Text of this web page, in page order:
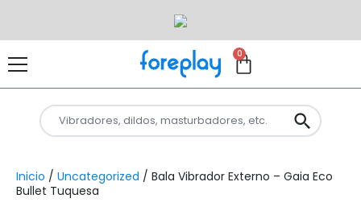
0
Inicio / Uncategorized / Bala Vibrador Externo – Gaia Eco
Bullet Tuquesa